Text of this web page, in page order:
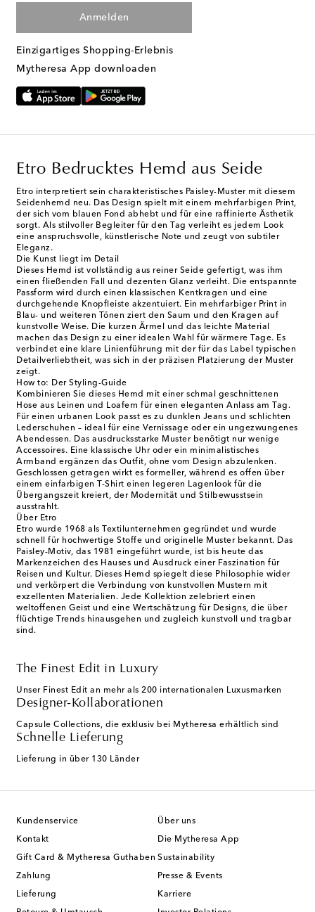
Anmelden
Einzigartiges Shopping-Erlebnis
Mytheresa App downloaden
Etro Bedrucktes Hemd aus Seide
Etro interpretiert sein charakteristisches Paisley-Muster mit diesem
Seidenhemd neu. Das Design spielt mit einem mehrfarbigen Print,
der sich vom blauen Fond abhebt und für eine raffinierte Ästhetik
sorgt. Als stilvoller Begleiter für den Tag verleiht es jedem Look
eine anspruchsvolle, künstlerische Note und zeugt von subtiler
Eleganz.
Die Kunst liegt im Detail
Dieses Hemd ist vollständig aus reiner Seide gefertigt, was ihm
einen fließenden Fall und dezenten Glanz verleiht. Die entspannte
Passform wird durch einen klassischen Kentkragen und eine
durchgehende Knopfleiste akzentuiert. Ein mehrfarbiger Print in
Blau- und weiteren Tönen ziert den Saum und den Kragen auf
kunstvolle Weise. Die kurzen Ärmel und das leichte Material
machen das Design zu einer idealen Wahl für wärmere Tage. Es
verbindet eine klare Linienführung mit der für das Label typischen
Detailverliebtheit, was sich in der präzisen Platzierung der Muster
zeigt.
How to: Der Styling-Guide
Kombinieren Sie dieses Hemd mit einer schmal geschnittenen
Hose aus Leinen und Loafern für einen eleganten Anlass am Tag.
Für einen urbanen Look passt es zu dunklen Jeans und schlichten
Lederschuhen – ideal für eine Vernissage oder ein ungezwungenes
Abendessen. Das ausdrucksstarke Muster benötigt nur wenige
Accessoires. Eine klassische Uhr oder ein minimalistisches
Armband ergänzen das Outfit, ohne vom Design abzulenken.
Geschlossen getragen wirkt es formeller, während es offen über
einem einfarbigen T-Shirt einen legeren Lagenlook für die
Übergangszeit kreiert, der Modernität und Stilbewusstsein
ausstrahlt.
Über Etro
Etro wurde 1968 als Textilunternehmen gegründet und wurde
schnell für hochwertige Stoffe und originelle Muster bekannt. Das
Paisley-Motiv, das 1981 eingeführt wurde, ist bis heute das
Markenzeichen des Hauses und Ausdruck einer Faszination für
Reisen und Kultur. Dieses Hemd spiegelt diese Philosophie wider
und verkörpert die Verbindung von kunstvollen Mustern mit
exzellenten Materialien. Jede Kollektion zelebriert einen
weltoffenen Geist und eine Wertschätzung für Designs, die über
flüchtige Trends hinausgehen und zugleich kunstvoll und tragbar
sind.
The Finest Edit in Luxury
Unser Finest Edit an mehr als 200 internationalen Luxusmarken
Designer-Kollaborationen
Capsule Collections, die exklusiv bei Mytheresa erhältlich sind
Schnelle Lieferung
Lieferung in über 130 Länder
Kundenservice
Kontakt
Gift Card & Mytheresa Guthaben
Zahlung
Lieferung
Über uns
Die Mytheresa App
Sustainability
Presse & Events
Karriere